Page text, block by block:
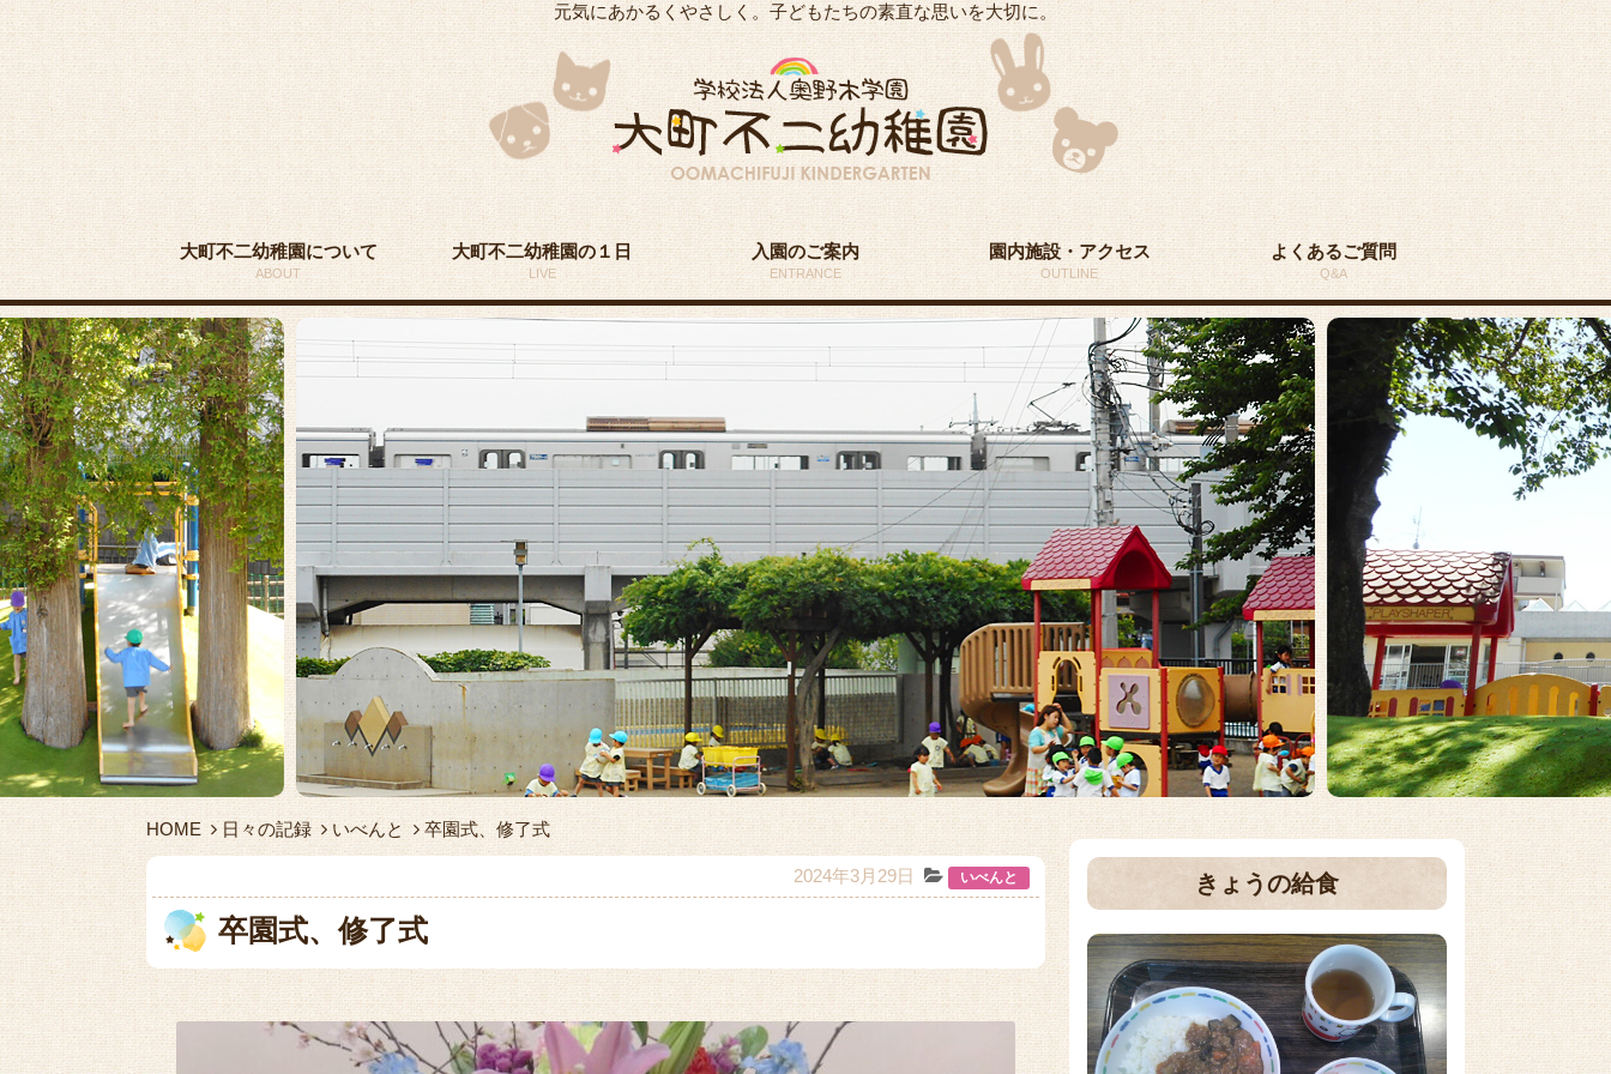
元気にあかるくやさしく。子どもたちの素直な思いを大切に。
大町不二幼稚園について
ABOUT
大町不二幼稚園の１日
LIVE
入園のご案内
ENTRANCE
園内施設・アクセス
OUTLINE
よくあるご質問
Q&A
HOME 日々の記録 いべんと 卒園式、修了式
2024年3月29日 いべんと
卒園式、修了式
きょうの給食